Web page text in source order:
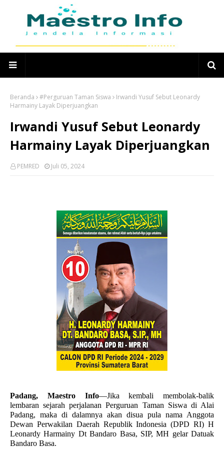
Beranda #Perguruan Taman Siswa
Irwandi Yusuf Sebut Leonardy
Harmainy Layak Diperjuangkan
Irwandi Yusuf Sebut Leonardy
Harmainy Layak Diperjuangkan
PEMRED Juli 05, 2024
Padang, Maestro Info—Jika kembali membolak-balik
lembaran sejarah perjalanan Perguruan Taman Siswa di Alai
Padang, maka di dalamnya akan disua pula nama Anggota
Dewan Perwakilan Daerah Republik Indonesia (DPD RI) H
Leonardy Harmainy Dt Bandaro Basa, SIP, MH gelar Datuak
Bandaro Basa.